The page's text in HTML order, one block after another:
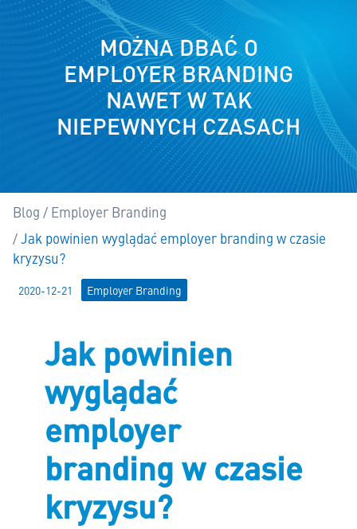
MOŻNA DBAĆ O
EMPLOYER BRANDING
NAWET W TAK
NIEPEWNYCH CZASACH
Blog
Employer Branding
Tutaj:
Jak powinien wyglądać employer branding w czasie
kryzysu?
2020-12-21 Employer Branding
Jak powinien
wyglądać
employer
branding w czasie
kryzysu?